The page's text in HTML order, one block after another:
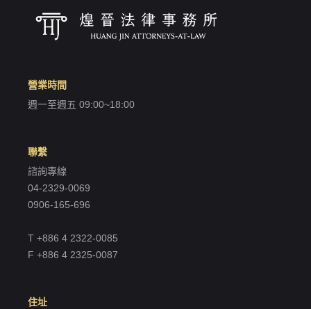
營業時間
週一至週五 09:00~18:00
聯繫
諮詢專線
04-2329-0069
0906-165-696
T +886 4 2322-0085
F +886 4 2325-0087
住址